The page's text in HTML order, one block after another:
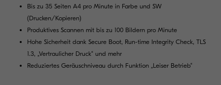
Bis zu 35 Seiten A4 pro Minute in Farbe und SW
(Drucken/Kopieren)
Produktives Scannen mit bis zu 100 Bildern pro Minute
Hohe Sicherheit dank Secure Boot, Run-time Integrity Check, TLS
1.3, „Vertraulicher Druck“ und mehr
Reduziertes Geräuschniveau durch Funktion „Leiser Betrieb“